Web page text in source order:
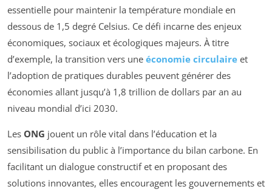
essentielle pour maintenir la température mondiale en
dessous de 1,5 degré Celsius. Ce défi incarne des enjeux
économiques, sociaux et écologiques majeurs. À titre
d’exemple, la transition vers une économie circulaire et
l’adoption de pratiques durables peuvent générer des
économies allant jusqu’à 1,8 trillion de dollars par an au
niveau mondial d’ici 2030.
Les ONG jouent un rôle vital dans l’éducation et la
sensibilisation du public à l’importance du bilan carbone. En
facilitant un dialogue constructif et en proposant des
solutions innovantes, elles encouragent les gouvernements et